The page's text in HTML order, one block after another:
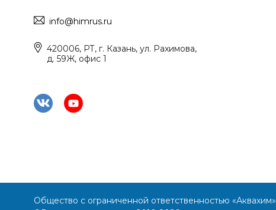
info@himrus.ru
420006, РТ, г. Казань, ул. Рахимова,
д. 59Ж, офис 1
Общество с ограниченной ответственностью «Аквахим»